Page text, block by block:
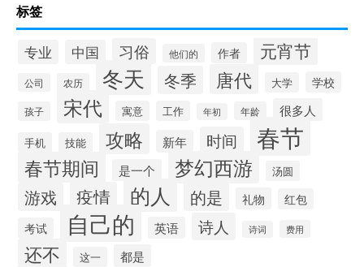
标签
专业 中国 习俗 他们的 作者 元宵节
公司 农历 冬天 冬季 唐代 大学 学校
孩子 宋代 寓意 工作 年初 年龄 很多人
手机 技能 攻略 新年 时间 春节
春节期间 是一个 梦幻西游 汤圆
游戏 疫情 的人 的是 礼物
红包
考试
自己的 英语 诗人 诗词 费用
还不 这一 都是